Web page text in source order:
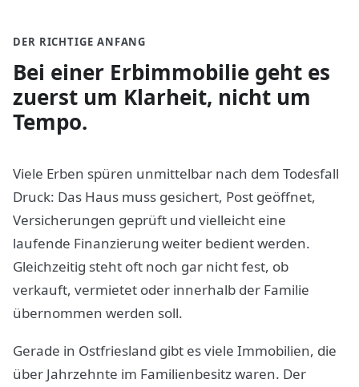
DER RICHTIGE ANFANG
Bei einer Erbimmobilie geht es
zuerst um Klarheit, nicht um
Tempo.
Viele Erben spüren unmittelbar nach dem Todesfall
Druck: Das Haus muss gesichert, Post geöffnet,
Versicherungen geprüft und vielleicht eine
laufende Finanzierung weiter bedient werden.
Gleichzeitig steht oft noch gar nicht fest, ob
verkauft, vermietet oder innerhalb der Familie
übernommen werden soll.
Gerade in Ostfriesland gibt es viele Immobilien, die
über Jahrzehnte im Familienbesitz waren. Der